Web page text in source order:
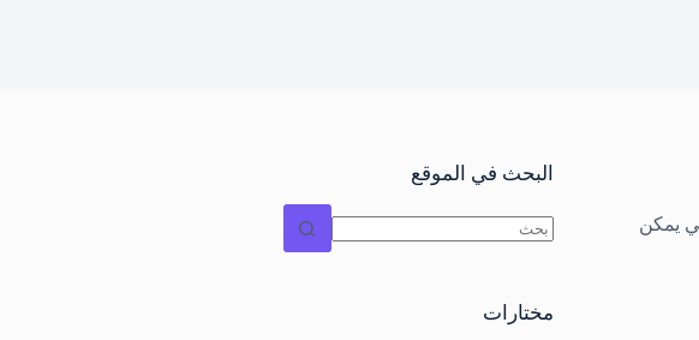
يمكن
البحث في الموقع
نتائج
مختارات